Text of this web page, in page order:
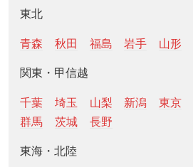
東北
青森 秋田 福島 岩手 山形
関東・甲信越
千葉 埼玉 山梨 新潟 東京
群馬
茨城 長野
東海・北陸